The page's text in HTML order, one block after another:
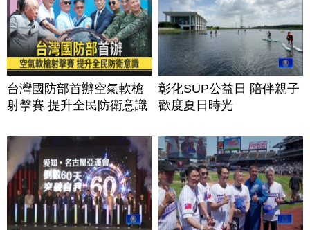
台灣國防部首辦空氣軟槍
射擊賽 提升全民防衛意識
彰化SUP公益日 陪伴親子
歡度夏日時光